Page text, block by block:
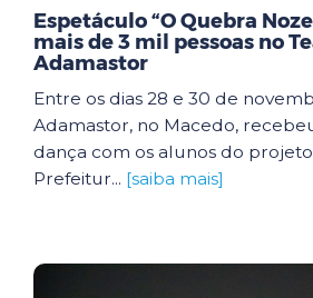
Espetáculo “O Quebra
mais de 3 mil pessoas no
Adamastor
Entre os dias 28 e 30 de
Adamastor, no Macedo,
dança com os alunos do
Prefeitur... [saiba mais]